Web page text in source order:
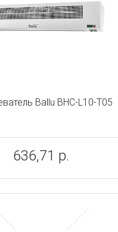
Ballu BHC-L10-T05
636,71 р.